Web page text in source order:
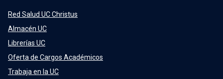
Red Salud UC Christus
Almacén UC
Librerías UC
Oferta de Cargos Académicos
Trabaja en la UC